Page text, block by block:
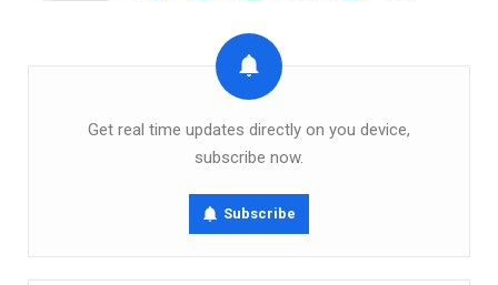
Get real time updates directly on you device,
subscribe now.
Subscribe